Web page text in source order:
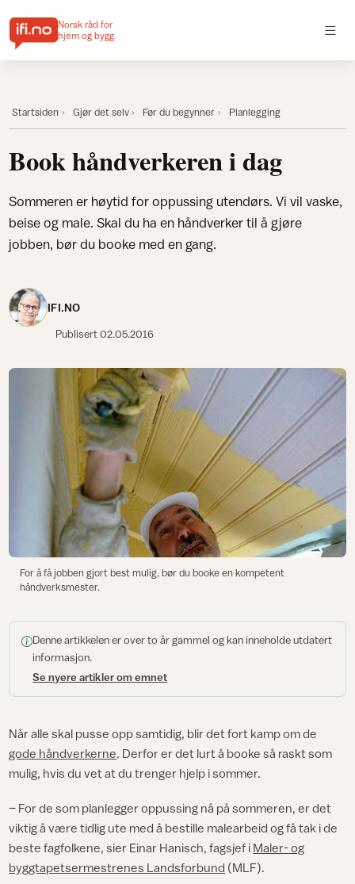
Norsk råd for
hjem og bygg
Startsiden Gjør det selv Før du begynner Planlegging
Book håndverkeren i dag
Sommeren er høytid for oppussing utendørs. Vi vil vaske,
beise og male. Skal du ha en håndverker til å gjøre
jobben, bør du booke med en gang.
IFI.NO
Publisert02.05.2016
For å få jobben gjort best mulig, bør du booke en kompetent
håndverksmester.
Denne artikkelen er over to år gammel og kan inneholde utdatert
informasjon.
Se nyere artikler om emnet
Når alle skal pusse opp samtidig, blir det fort kamp om de
gode håndverkerne. Derfor er det lurt å booke så raskt som
mulig, hvis du vet at du trenger hjelp i sommer.
– For de som planlegger oppussing nå på sommeren, er det
viktig å være tidlig ute med å bestille malearbeid og få tak i de
beste fagfolkene, sier Einar Hanisch, fagsjef i Maler- og
byggtapetsermestrenes Landsforbund (MLF).